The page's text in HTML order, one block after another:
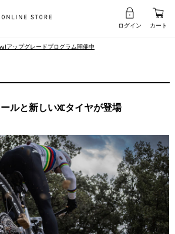
ログイン カート
アップグレードプログラム開催中
ルと新しいXCタイヤが登場